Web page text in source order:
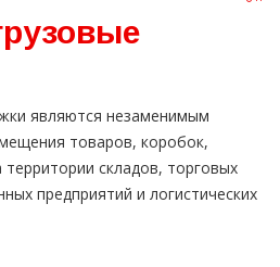
являются незаменимым
товаров, коробок,
территории складов, торговых
предприятий и логистических